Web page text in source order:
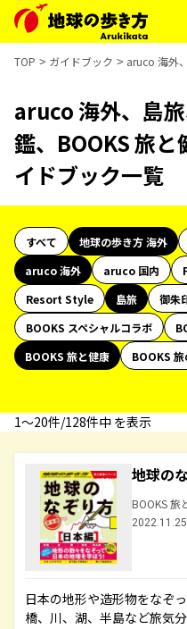
TOP ガイドブック aruco 海外
aruco 海外、島
鑑、BOOKS 旅
イドブック一覧
すべて 地球の歩き方 海外
aruco 海外
aruco 国内
Resort Style
島旅 御朱
BOOKS スペシャルコラボ
BOOKS 旅と健康
BOOKS
1〜20件/128件中 を表示
地球の
BOOKS 旅
日本の地形や造形物をなぞ
橋、川、湖、半島など旅気